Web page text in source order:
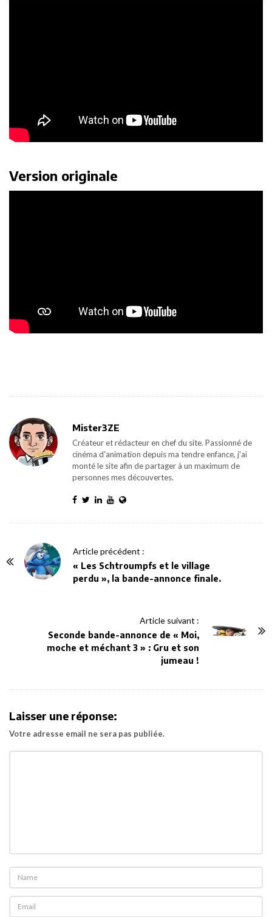
Version originale
Mister3ZE
Créateur et rédacteur en chef du site. Passionné de
cinéma d'animation depuis ma tendre enfance, j'ai
monté le site afin de partager à un maximum de
personnes mes découvertes.
Article précédent :
« Les Schtroumpfs et le village
perdu », la bande-annonce finale.
Article suivant :
Seconde bande-annonce de « Moi,
moche et méchant 3 » : Gru et son
jumeau !
Laisser une réponse:
Votre adresse email ne sera pas publiée.